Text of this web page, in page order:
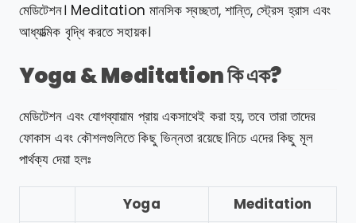
মেডিটেশন। Meditation মানসিক স্বচ্ছতা, শান্তি, স্ট্রেস হ্রাস এবং
আধ্যাত্মিক বৃদ্ধি করতে সহায়ক।
Yoga & Meditation কি এক?
মেডিটেশন এবং যোগব্যায়াম প্রায় একসাথেই করা হয়, তবে তারা তাদের
ফোকাস এবং কৌশলগুলিতে কিছু ভিন্নতা রয়েছে।নিচে এদের কিছু মূল
পার্থক্য দেয়া হলঃ
Yoga
Meditation